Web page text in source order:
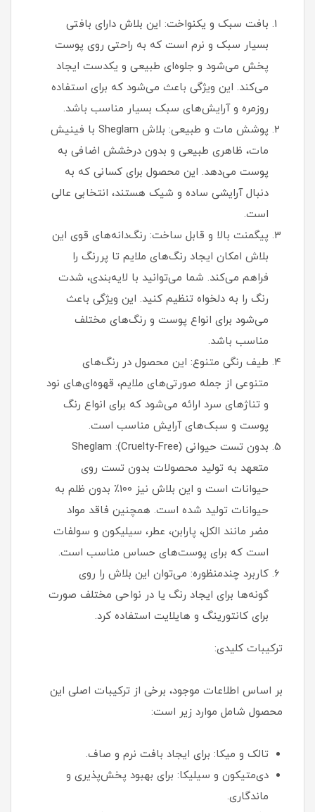
بافت سبک و یکنواخت: این بلاش دارای بافتی
بسیار سبک و نرم است که به راحتی روی پوست
پخش می‌شود و جلوه‌ای طبیعی و یکدست ایجاد
می‌کند. این ویژگی باعث می‌شود که برای استفاده
روزمره و آرایش‌های سبک بسیار مناسب باشد.
پوشش مات و طبیعی: بلاش Sheglam با فینیش
مات، ظاهری طبیعی و بدون درخشش اضافی به
پوست می‌دهد. این محصول برای کسانی که به
دنبال آرایشی ساده و شیک هستند، انتخابی عالی
است.
پیگمنت بالا و قابل ساخت: رنگ‌دانه‌های قوی این
بلاش امکان ایجاد رنگ‌های ملایم تا پررنگ را
فراهم می‌کند. شما می‌توانید با لایه‌بندی، شدت
رنگ را به دلخواه تنظیم کنید. این ویژگی باعث
می‌شود برای انواع پوست و رنگ‌های مختلف
مناسب باشد.
طیف رنگی متنوع: این محصول در رنگ‌های
متنوعی از جمله صورتی‌های ملایم، قهوه‌ای‌های نود
و تناژهای سرد ارائه می‌شود که برای انواع رنگ
پوست و سبک‌های آرایش مناسب است.
بدون تست حیوانی (Cruelty-Free): Sheglam
متعهد به تولید محصولات بدون تست روی
حیوانات است و این بلاش نیز 100٪ بدون ظلم به
حیوانات تولید شده است. همچنین فاقد مواد
مضر مانند الکل، پارابن، عطر، سیلیکون و سولفات
است که برای پوست‌های حساس مناسب است.
کاربرد چندمنظوره: می‌توان این بلاش را روی
گونه‌ها برای ایجاد رنگ یا در نواحی مختلف صورت
برای کانتورینگ و هایلایت استفاده کرد.
ترکیبات کلیدی:
بر اساس اطلاعات موجود، برخی از ترکیبات اصلی این
محصول شامل موارد زیر است:
تالک و میکا: برای ایجاد بافت نرم و صاف.
دی‌متیکون و سیلیکا: برای بهبود پخش‌پذیری و
ماندگاری.